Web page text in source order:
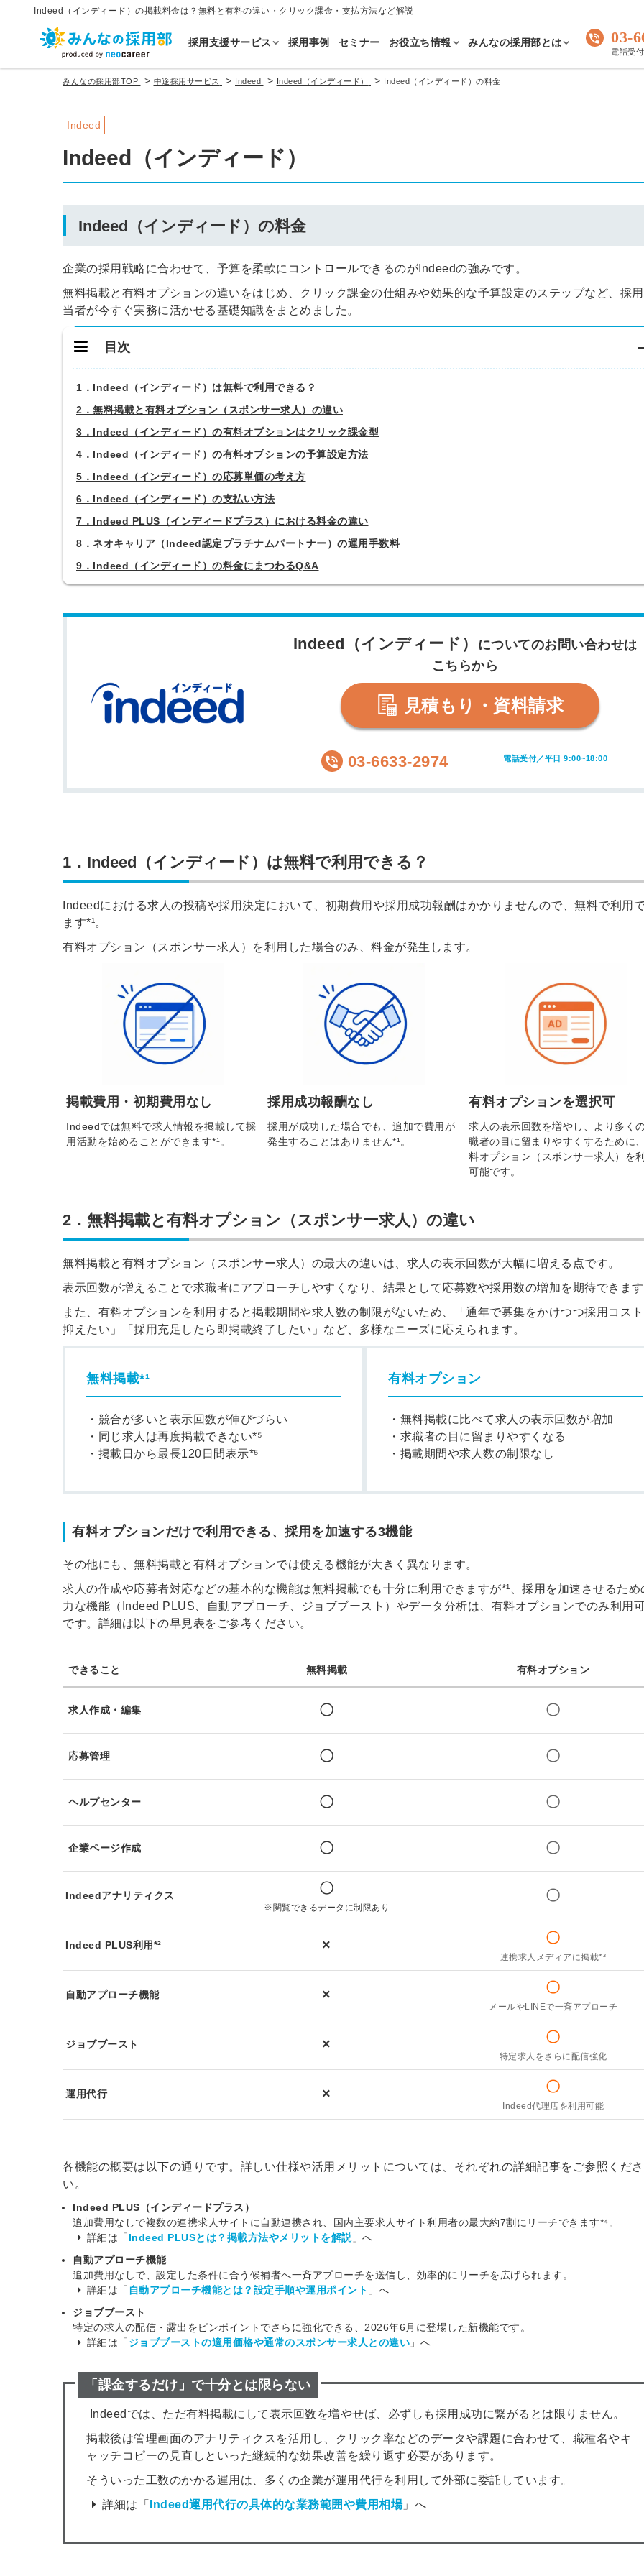
Indeed（インディード）の掲載料金は？無料と有料の違い・クリック課金・支払方法など解説
採用支援サービス 採用事例 セミナー お役立ち情報 みんなの採用部とは 03-
電話受
みんなの採用部TOP > 中途採用サービス > Indeed > Indeed（インディード） > Indeed（インディード）の料金
Indeed
Indeed（インディード）
Indeed（インディード）の料金
企業の採用戦略に合わせて、予算を柔軟にコントロールできるのがIndeedの強みです。
無料掲載と有料オプションの違いをはじめ、クリック課金の仕組みや効果的な予算設定のステップなど、採
当者が今すぐ実務に活かせる基礎知識をまとめました。
目次
1．Indeed（インディード）は無料で利用できる？
2．無料掲載と有料オプション（スポンサー求人）の違い
3．Indeed（インディード）の有料オプションはクリック課金型
4．Indeed（インディード）の有料オプションの予算設定方法
5．Indeed（インディード）の応募単価の考え方
6．Indeed（インディード）の支払い方法
7．Indeed PLUS（インディードプラス）における料金の違い
8．ネオキャリア（Indeed認定プラチナムパートナー）の運用手数料
9．Indeed（インディード）の料金にまつわるQ&A
Indeed（インディード）
についてのお問い合わせは
こちらから
見積もり・資料請求
03-6633-2974 電話受付／平日 9:00~18:00
1．Indeed（インディード）は無料で利用できる？
Indeedにおける求人の投稿や採用決定において、初期費用や採用成功報酬はかかりませんので、無料で利用
ます*¹。
有料オプション（スポンサー求人）を利用した場合のみ、料金が発生します。
掲載費用・初期費用なし
Indeedでは無料で求人情報を掲載して採
用活動を始めることができます*¹。
採用成功報酬なし
採用が成功した場合でも、追加で費用が
発生することはありません*¹。
有料オプションを選択可
求人の表示回数を増やし、より多く
職者の目に留まりやすくするために
料オプション（スポンサー求人）を
可能です。
2．無料掲載と有料オプション（スポンサー求人）の違い
無料掲載と有料オプション（スポンサー求人）の最大の違いは、求人の表示回数が大幅に増える点です。
表示回数が増えることで求職者にアプローチしやすくなり、結果として応募数や採用数の増加を期待できま
また、有料オプションを利用すると掲載期間や求人数の制限がないため、「通年で募集をかけつつ採用コス
抑えたい」「採用充足したら即掲載終了したい」など、多様なニーズに応えられます。
無料掲載*¹
・競合が多いと表示回数が伸びづらい
・同じ求人は再度掲載できない*⁵
・掲載日から最長120日間表示*⁵
有料オプション
・無料掲載に比べて求人の表示回数が増加
・求職者の目に留まりやすくなる
・掲載期間や求人数の制限なし
有料オプションだけで利用できる、採用を加速する3機能
その他にも、無料掲載と有料オプションでは使える機能が大きく異なります。
求人の作成や応募者対応などの基本的な機能は無料掲載でも十分に利用できますが*¹、採用を加速させるため
力な機能（Indeed PLUS、自動アプローチ、ジョブブースト）やデータ分析は、有料オプションでのみ利用
です。詳細は以下の早見表をご参考ください。
できること 無料掲載 有料オプション
求人作成・編集 〇 〇
応募管理 〇 〇
ヘルプセンター 〇 〇
企業ページ作成 〇 〇
Indeedアナリティクス 〇
※閲覧できるデータに制限あり
〇
Indeed PLUS利用*² × 〇
連携求人メディアに掲載*³
自動アプローチ機能 × 〇
メールやLINEで一斉アプローチ
ジョブブースト × 〇
特定求人をさらに配信強化
運用代行 × 〇
Indeed代理店を利用可能
各機能の概要は以下の通りです。詳しい仕様や活用メリットについては、それぞれの詳細記事をご参照くださ
い。
Indeed PLUS（インディードプラス）
追加費用なしで複数の連携求人サイトに自動連携され、国内主要求人サイト利用者の最大約7割にリーチできます*⁴。
詳細は「 Indeed PLUSとは？掲載方法やメリットを解説 」へ
自動アプローチ機能
追加費用なしで、設定した条件に合う候補者へ一斉アプローチを送信し、効率的にリーチを広げられます。
詳細は「 自動アプローチ機能とは？設定手順や運用ポイント 」へ
ジョブブースト
特定の求人の配信・露出をピンポイントでさらに強化できる、2026年6月に登場した新機能です。
詳細は「 ジョブブーストの適用価格や通常のスポンサー求人との違い 」へ
「課金するだけ」で十分とは限らない
Indeedでは、ただ有料掲載にして表示回数を増やせば、必ずしも採用成功に繋がるとは限りません。
掲載後は管理画面のアナリティクスを活用し、クリック率などのデータや課題に合わせて、職種名やキ
ャッチコピーの見直しといった継続的な効果改善を繰り返す必要があります。
そういった工数のかかる運用は、多くの企業が運用代行を利用して外部に委託しています。
詳細は「
Indeed運用代行の具体的な業務範囲や費用相場」へ
ログイン
全てのコンテンツをご利用す
るにはログインが必要です。
会員登録はこちら
メールアドレス
パスワード
ログイン
なく投稿することはありません
簡単10
秒！無料
会員登録
メールアドレス
※ログインIDとなり
利用規約と個人情報
同意のうえ
登
録
す
することはありませ
採用課題
をともに
解決
頼れる
ートナ
ー」
採用にまつわ
く
決、新しい採
用の取り組み
などを取材し
たインタビュ
ー記事が読め
「自社の採用をよ
用担当者様のお役
信してまいりま